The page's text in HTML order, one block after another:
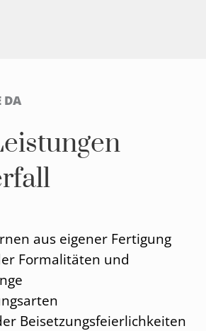
DA
aus eigener Fertigung
Formalitäten und
Beisetzungsfeierlichkeiten